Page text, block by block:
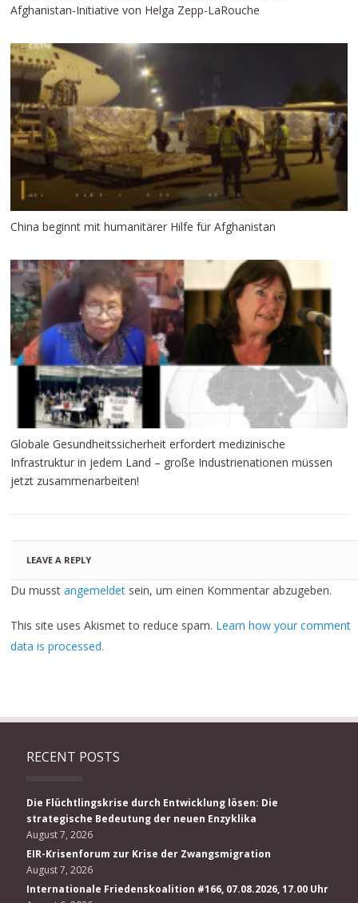
Afghanistan-Initiative von Helga Zepp-LaRouche
China beginnt mit humanitärer Hilfe für Afghanistan
Globale Gesundheitssicherheit erfordert medizinische
Infrastruktur in jedem Land – große Industrienationen müssen
jetzt zusammenarbeiten!
LEAVE A REPLY
Du musstangemeldet sein, um einen Kommentar abzugeben.
This site uses Akismet to reduce spam. Learn how your comment
data is processed.
RECENT POSTS
Die Flüchtlingskrise durch Entwicklung lösen: Die
strategische Bedeutung der neuen Enzyklika
August 7, 2026
EIR-Krisenforum zur Krise der Zwangsmigration
August 7, 2026
Internationale Friedenskoalition #166, 07.08.2026, 17.00 Uhr